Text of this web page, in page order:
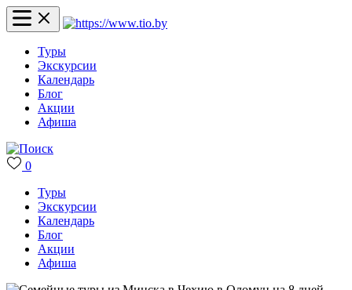
Туры
Экскурсии
Календарь
Блог
Акции
Афиша
0
Туры
Экскурсии
Календарь
Блог
Акции
Афиша